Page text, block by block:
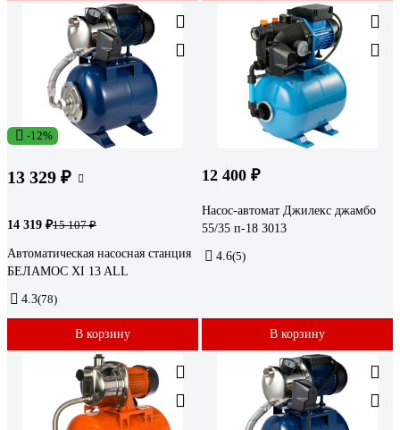
-12%
13 329 ₽
14 319 ₽15 107 ₽
Автоматическая насосная станция
БЕЛАМОС XI 13 ALL
4.3(78)
В корзину
12 400 ₽
Насос-автомат Джилекс джамбо
55/35 п-18 3013
4.6(5)
В корзину